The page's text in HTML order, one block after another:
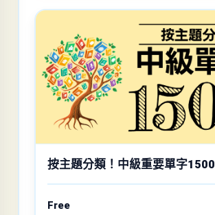
按主題分類！中級重要單字1500
Free